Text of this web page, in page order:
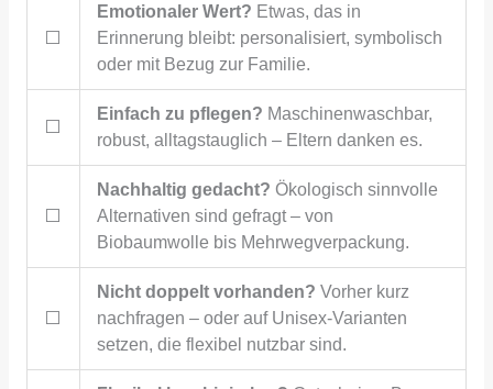
⬜
Emotionaler Wert? Etwas, das in
Erinnerung bleibt: personalisiert, symbolisch
oder mit Bezug zur Familie.
⬜
Einfach zu pflegen? Maschinenwaschbar,
robust, alltagstauglich – Eltern danken es.
⬜
Nachhaltig gedacht? Ökologisch sinnvolle
Alternativen sind gefragt – von
Biobaumwolle bis Mehrwegverpackung.
⬜
Nicht doppelt vorhanden? Vorher kurz
nachfragen – oder auf Unisex-Varianten
setzen, die flexibel nutzbar sind.